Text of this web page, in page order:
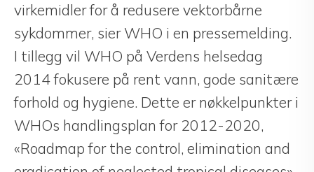
virkemidler for å redusere vektorbårne
sykdommer, sier WHO i en pressemelding.
I tillegg vil WHO på Verdens helsedag
2014 fokusere på rent vann, gode sanitære
forhold og hygiene. Dette er nøkkelpunkter i
WHOs handlingsplan for 2012-2020,
«Roadmap for the control, elimination and